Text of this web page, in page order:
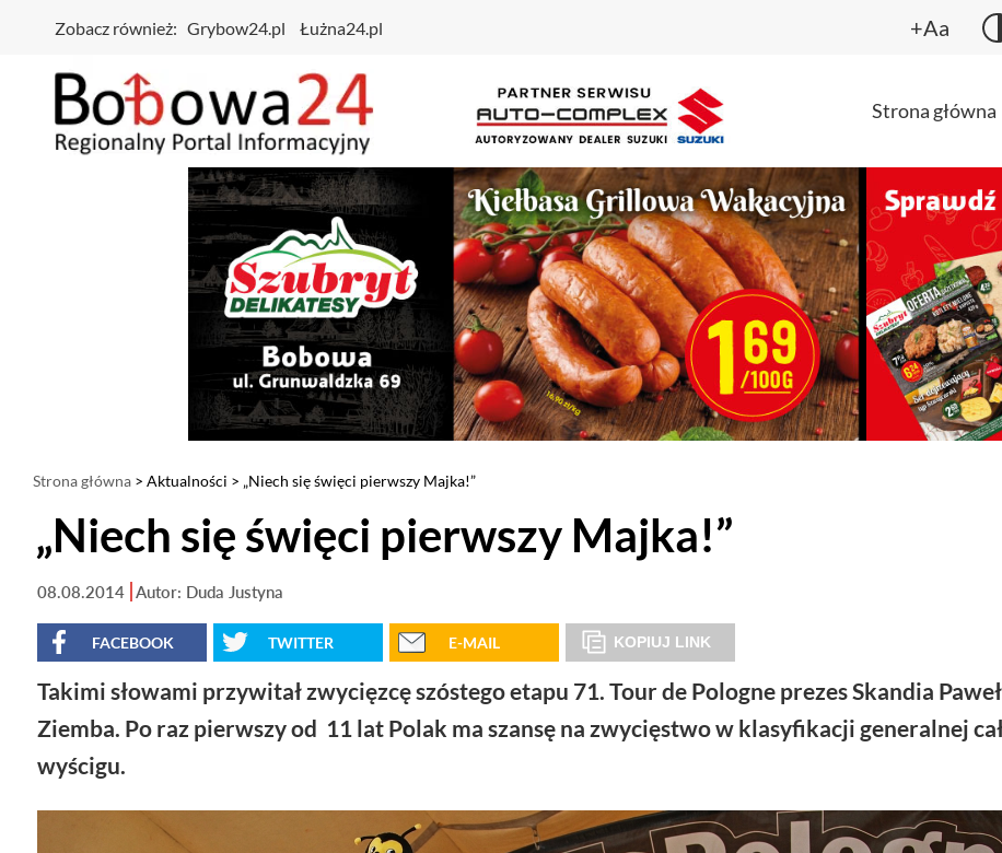
Zobacz również: Grybow24.pl Łużna24.pl +Aa
Strona główna
Strona główna > Aktualności > „Niech się święci pierwszy Majka!”
„Niech się święci pierwszy Majka!”
08.08.2014 Autor: Duda Justyna
FACEBOOK TWITTER E-MAIL KOPIUJ LINK
Takimi słowami przywitał zwycięzcę szóstego etapu 71. Tour de Pologne prezes Skandia Paweł
Ziemba. Po raz pierwszy od 11 lat Polak ma szansę na zwycięstwo w klasyfikacji generalnej
wyścigu.